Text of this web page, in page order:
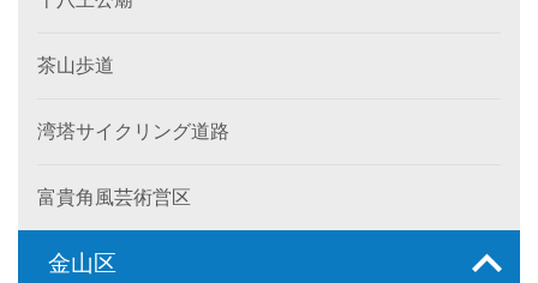
茶山歩道
湾塔サイクリング道路
富貴角風芸術営区
金山区